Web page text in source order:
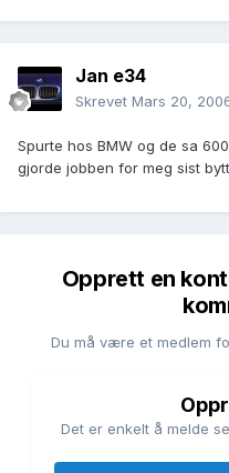
Jan e34
Skrevet Mars 20,
Spurte hos BMW og de sa
gjorde jobben for meg sist
Opprett en
Du må være et medlem
Det er enkelt å melde